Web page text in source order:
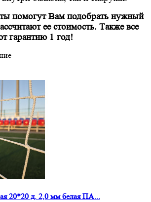
помогут Вам подобрать нужный
ее стоимость. Также все
гарантию 1 год!
20*20 д. 2,0 мм белая ПА...